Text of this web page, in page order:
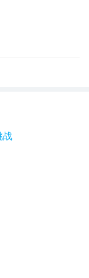
战